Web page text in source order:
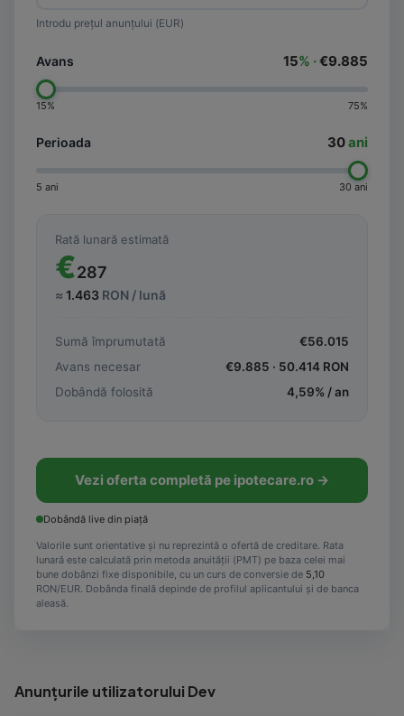
Introdu prețul anunțului (EUR)
Avans 15% ·€9.885
15% 75%
Perioada 30ani
5 ani 30 ani
Rată lunară estimată
€287
≈ 1.463 RON / lună
Sumă împrumutată €56.015
Avans necesar
€9.885 · 50.414 RON
Dobândă folosită
4,59% / an
Vezi oferta completă pe ipotecare.ro →
Dobândă live din piață
Valorile sunt orientative și nu reprezintă o ofertă de creditare. Rata
lunară este calculată prin metoda anuității (PMT) pe baza celei mai
bune dobânzi fixe disponibile, cu un curs de conversie de 5,10
RON/EUR. Dobânda finală depinde de profilul aplicantului și de banca
aleasă.
Anunțurile utilizatorului Dev